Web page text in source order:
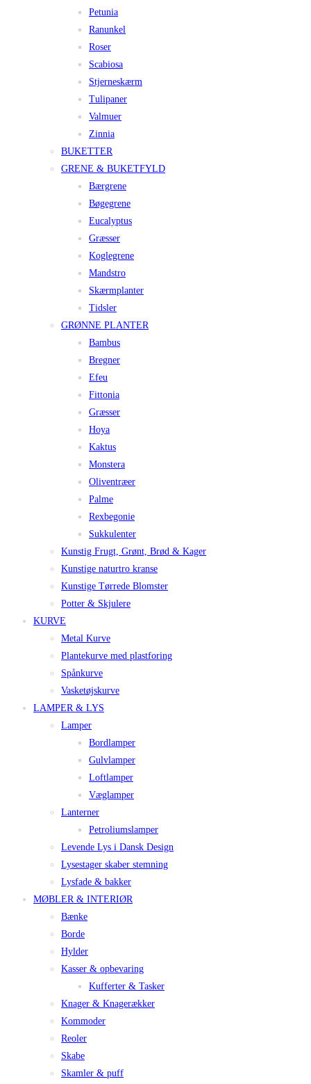
Petunia
Ranunkel
Roser
Scabiosa
Stjerneskærm
Tulipaner
Valmuer
Zinnia
BUKETTER
GRENE & BUKETFYLD
Bærgrene
Bøgegrene
Eucalyptus
Græsser
Koglegrene
Mandstro
Skærmplanter
Tidsler
GRØNNE PLANTER
Bambus
Bregner
Efeu
Fittonia
Græsser
Hoya
Kaktus
Monstera
Oliventræer
Palme
Rexbegonie
Sukkulenter
Kunstig Frugt, Grønt, Brød & Kager
Kunstige naturtro kranse
Kunstige Tørrede Blomster
Potter & Skjulere
KURVE
Metal Kurve
Plantekurve med plastforing
Spånkurve
Vasketøjskurve
LAMPER & LYS
Lamper
Bordlamper
Gulvlamper
Loftlamper
Væglamper
Lanterner
Petroliumslamper
Levende Lys i Dansk Design
Lysestager skaber stemning
Lysfade & bakker
MØBLER & INTERIØR
Bænke
Borde
Hylder
Kasser & opbevaring
Kufferter & Tasker
Knager & Knagerækker
Kommoder
Reoler
Skabe
Skamler & puff